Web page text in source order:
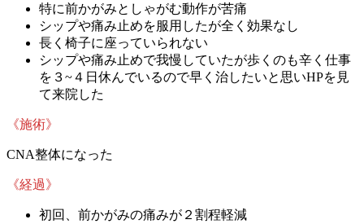
特に前かがみとしゃがむ動作が苦痛
シップや痛み止めを服用したが全く効果なし
長く椅子に座っていられない
シップや痛み止めで我慢していたが歩くのも辛く仕事
を３~４日休んでいるので早く治したいと思いHPを見
て来院した
《施術》
CNA整体になった
《経過》
初回、前かがみの痛みが２割程軽減